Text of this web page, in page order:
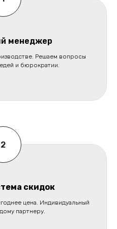
менеджер
Решаем вопросы
и бюрократии.
скидок
цена. Индивидуальный
партнеру.